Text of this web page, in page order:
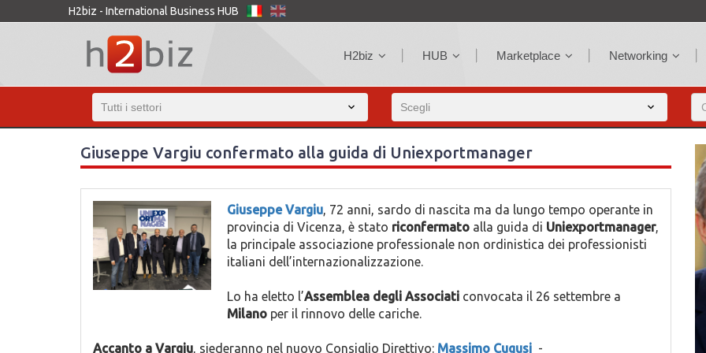
H2biz - International Business HUB
H2biz HUB Marketplace Networking
Giuseppe Vargiu confermato alla guida di Uniexportmanager
Giuseppe Vargiu, 72 anni, sardo di nascita ma da lungo tempo operante in
provincia di Vicenza, è stato riconfermato alla guida di Uniexportmanager,
la principale associazione professionale non ordinistica dei professionisti
italiani dell’internazionalizzazione.
Lo ha eletto l’Assemblea degli Associati convocata il 26 settembre a
Milano per il rinnovo delle cariche.
Accanto a Vargiu, siederanno nel nuovo Consiglio Direttivo: Massimo Cugusi -